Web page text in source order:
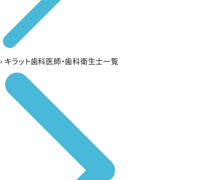
› キラット歯科医師・歯科衛生士一覧